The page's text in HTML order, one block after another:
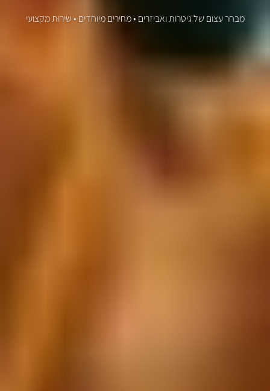
מבחר עצום של גיטרות ואביזרים • מחירים מיוחדים • שירות מקצועי